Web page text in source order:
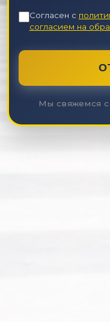
Согласен с
согласием на
Мы свяжемся